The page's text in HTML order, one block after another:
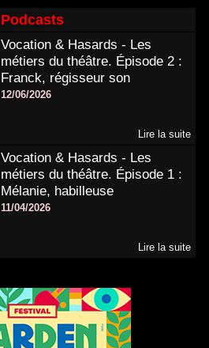
Podcasts
Vocation & Hasards - Les
métiers du théâtre. Épisode 2 :
Franck, régisseur son
12/06/2026
Lire la suite
Vocation & Hasards - Les
métiers du théâtre. Épisode 1 :
Mélanie, habilleuse
11/04/2026
Lire la suite